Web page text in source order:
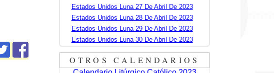
Estados Unidos Luna 27 De Abril De 2023
Estados Unidos Luna 28 De Abril De 2023
Estados Unidos Luna 29 De Abril De 2023
Estados Unidos Luna 30 De Abril De 2023
OTROS CALENDARIOS